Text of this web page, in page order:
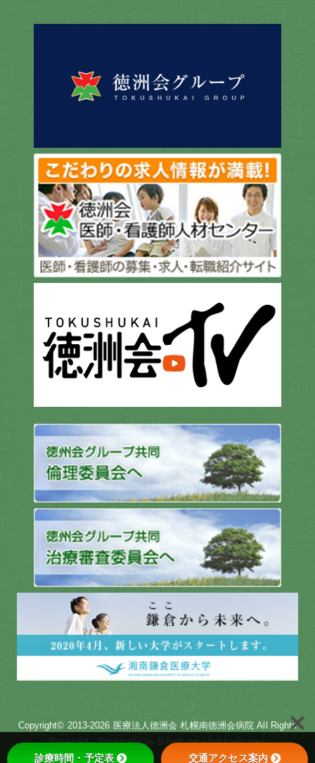
Copyright© 2013-2026 医療法人徳洲会 札幌南徳洲会病院 All Rights
Reserved - Produceds by
B-faith.lnc-hokkaido navi
診療時間・予定表 交通アクセス案内